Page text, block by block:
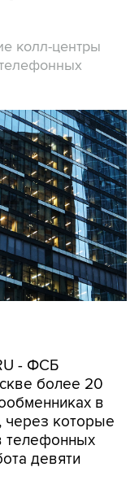
колл-центры
- ФСБ
более 20
в
через которые
телефонных
девяти